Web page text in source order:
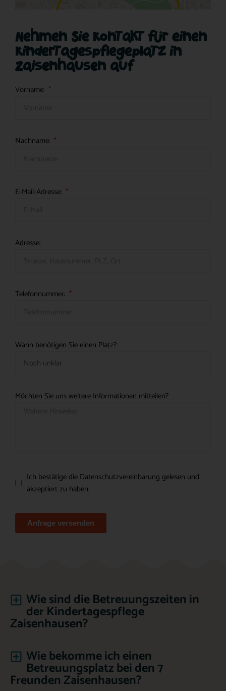
Nehmen Sie Kontakt für einen
Kindertagespflegeplatz in
Zaisenhausen auf
Vorname:
Nachname:
E-Mail-Adresse:
Adresse:
Telefonnummer:
Wann benötigen Sie einen Platz?
Möchten Sie uns weitere Informationen mitteilen?
Ich bestätige die Datenschutzvereinbarung gelesen und
akzeptiert zu haben.
Anfrage versenden
Wie sind die Betreuungszeiten in
der Kindertagespflege
Zaisenhausen?
Wie bekomme ich einen
Betreuungsplatz bei den 7
Freunden Zaisenhausen?